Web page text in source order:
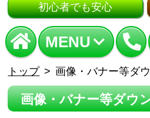
初心者でも安心
MENU
トップ 画像・バナー等ダ
画像・バナー等ダウ